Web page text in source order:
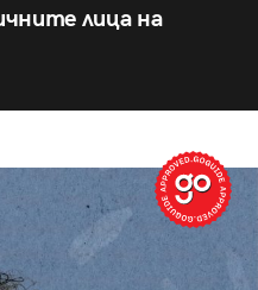
лица на